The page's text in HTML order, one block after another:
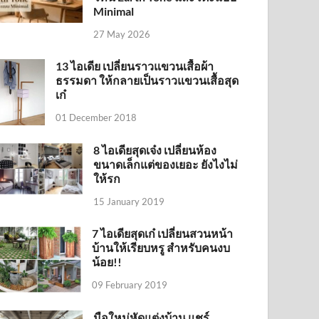
Minimal
27 May 2026
13 ไอเดีย เปลี่ยนราวแขวนเสื้อผ้า
ธรรมดา ให้กลายเป็นราวแขวนเสื้อสุด
เก๋
01 December 2018
8 ไอเดียสุดเจ๋ง เปลี่ยนห้อง
ขนาดเล็กแต่ของเยอะ ยังไงไม่
ให้รก
15 January 2019
7 ไอเดียสุดเก๋ เปลี่ยนสวนหน้า
บ้านให้เรียบหรู สำหรับคนงบ
น้อย!!
09 February 2019